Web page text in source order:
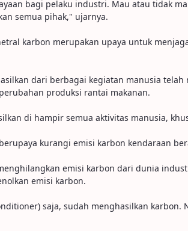
bagi pelaku industri. Mau atau tidak
semua pihak," ujarnya.
karbon merupakan upaya untuk
dari berbagai kegiatan manusia
produksi rantai makanan.
di hampir semua aktivitas manusia,
kurangi emisi karbon kendaraan
emisi karbon dari dunia
emisi karbon.
saja, sudah menghasilkan